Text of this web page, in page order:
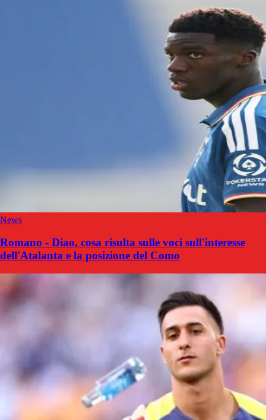
News
Romano - Diao, cosa risulta sulle voci sull'interesse
dell'Atalanta e la posizione del Como